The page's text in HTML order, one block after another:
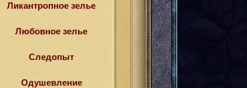
Ликантропное зелье
Любовное зелье
Следопыт
Одушевление